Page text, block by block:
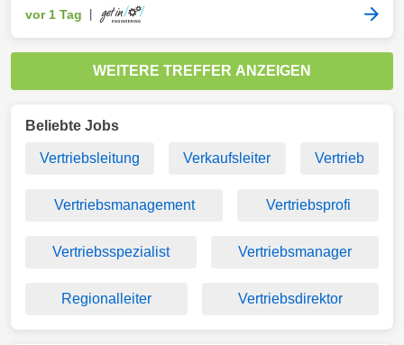
vor 1 Tag
WEITERE TREFFER ANZEIGEN
Beliebte Jobs
Vertriebsleitung Verkaufsleiter Vertrieb
Vertriebsmanagement Vertriebsprofi
Vertriebsspezialist Vertriebsmanager
Regionalleiter Vertriebsdirektor